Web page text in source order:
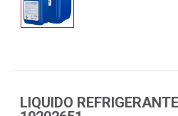
LIQUIDO